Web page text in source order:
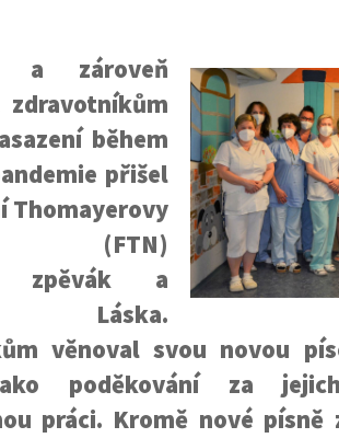
a zároveň
zdravotníkům
během
přišel
Thomayerovy
(FTN)
zpěvák a
Láska.
věnoval svou novou
poděkování za
práci. Kromě nové písně